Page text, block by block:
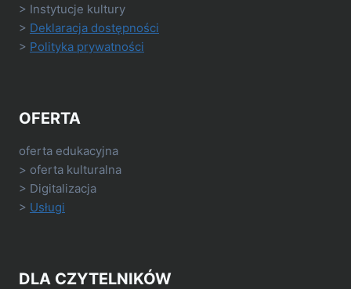
> Instytucje kultury
> Deklaracja dostępności
> Polityka prywatności
OFERTA
oferta edukacyjna
> oferta kulturalna
> Digitalizacja
> Usługi
DLA CZYTELNIKÓW